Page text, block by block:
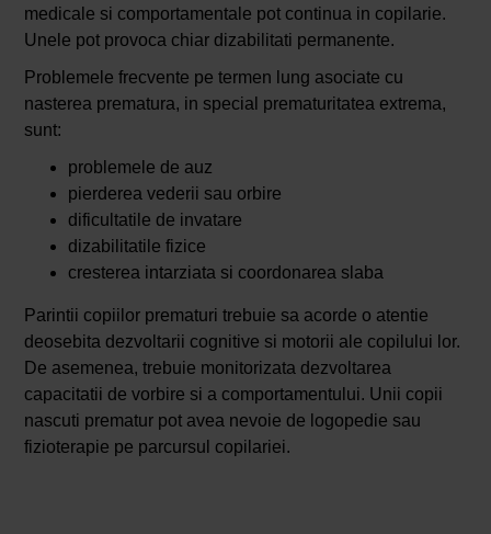
medicale si comportamentale pot continua in copilarie.
Unele pot provoca chiar dizabilitati permanente.
Problemele frecvente pe termen lung asociate cu
nasterea prematura, in special prematuritatea extrema,
sunt:
problemele de auz
pierderea vederii sau orbire
dificultatile de invatare
dizabilitatile fizice
cresterea intarziata si coordonarea slaba
Parintii copiilor prematuri trebuie sa acorde o atentie
deosebita dezvoltarii cognitive si motorii ale copilului lor.
De asemenea, trebuie monitorizata dezvoltarea
capacitatii de vorbire si a comportamentului. Unii copii
nascuti prematur pot avea nevoie de logopedie sau
fizioterapie pe parcursul copilariei.